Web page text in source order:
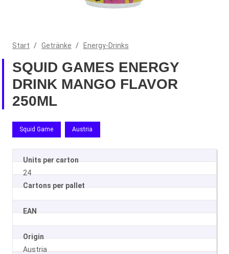
Start / Getränke / Energy-Drinks
SQUID GAMES ENERGY
DRINK MANGO FLAVOR
250ML
Squid Game Austria
Units per carton
24
Cartons per pallet
EAN
Origin
Austria